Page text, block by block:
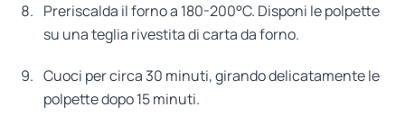
Preriscalda il forno a 180-200°C. Disponi le polpette
su una teglia rivestita di carta da forno.
Cuoci per circa 30 minuti, girando delicatamente le
polpette dopo 15 minuti.